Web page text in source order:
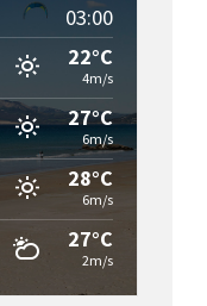
03:00
22°C
4m/s
27°C
6m/s
28°C
6m/s
27°C
2m/s